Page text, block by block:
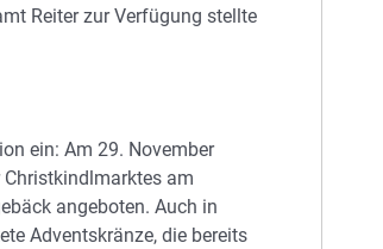
Reiter zur Verfügung stellte
ein: Am 29. November
Christkindlmarktes am
angeboten. Auch in
Adventskränze, die bereits